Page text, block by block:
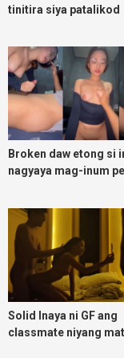
tinitira siya patalikod
Broken daw etong si
nagyaya mag-inum
Solid Inaya ni GF ang
classmate niyang